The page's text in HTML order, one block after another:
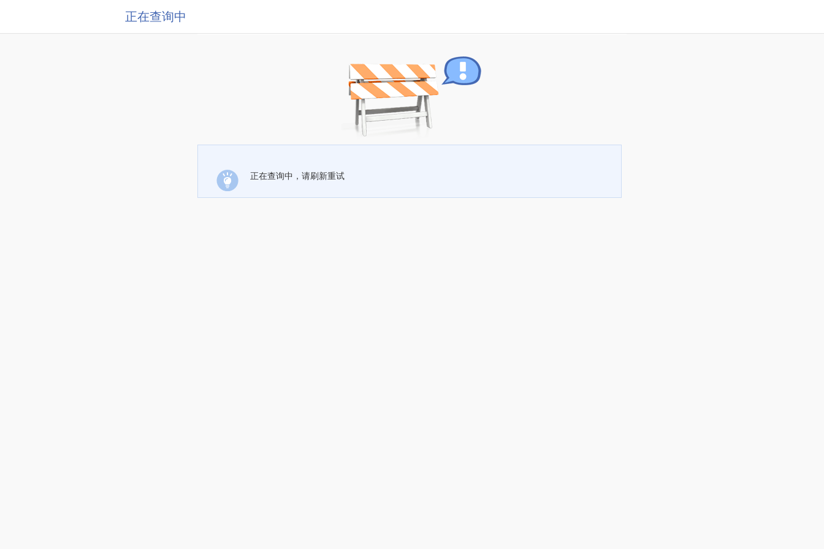
正在查询中
正在查询中，请刷新重试